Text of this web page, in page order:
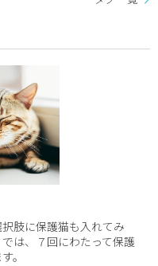
肢に保護猫も入れてみ
は、７回にわたって保護
。